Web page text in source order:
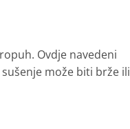
Ovdje navedeni
može biti brže ili